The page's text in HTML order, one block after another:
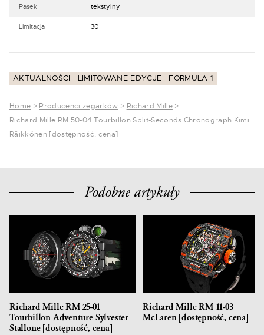
Pasek tekstylny
Limitacja 30
AKTUALNOŚCI LIMITOWANE EDYCJE FORMULA 1
Home > Producenci zegarków > Richard Mille>
Richard Mille RM 50-04 Tourbillon Split-Seconds Chronograph Kimi
Räikkönen [dostępność, cena]
Podobne artykuły
Richard Mille RM 25-01
Tourbillon Adventure Sylvester
Stallone [dostępność, cena]
Richard Mille RM 11-03
McLaren [dostępność, cena]